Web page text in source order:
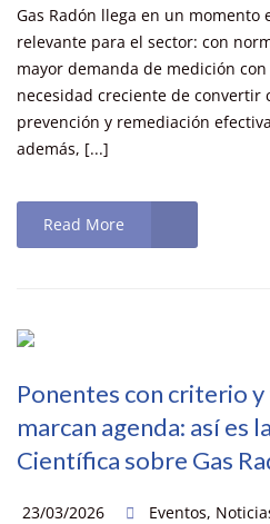
Gas Radón llega en un momento
relevante para el sector: con
mayor demanda de medición
necesidad creciente de convertir
prevención y remediación
además, [...]
Read More
Ponentes con criterio
marcan agenda: así es
Científica sobre Gas
23/03/2026 Eventos,